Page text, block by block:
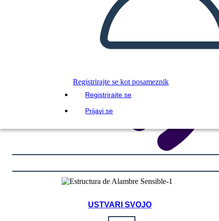
Registrirajte se kot posameznik
Registrirajte se
Prijavi se
USTVARI SVOJO